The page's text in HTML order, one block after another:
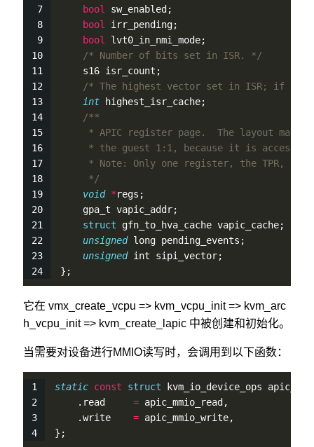
bool
sw_enabled;
bool
irr_pending;
bool
lvt0_in_nmi_mode;
/* Number of bits set in ISR. */
    s16 isr_count;
/* The highest vector set in ISR; if -1
int highest_isr_cache;
/**
* APIC register page.  The layout
* the guest 1:1, because it is accessed
* Note: Only one register, the TPR, is
     */
void *
    gpa_t vapic_addr;
struct gfn_to_hva_cache vapic_cache;
unsigned long pending_events;
unsigned int sipi_vector;
};
它在 vmx_create_vcpu => kvm_vcpu_init => kvm_arc
h_vcpu_init => kvm_create_lapic 中被创建和初始化。
当需要对设备进行MMIO读写时，会调用到以下函数：
static const struct kvm_io_device_ops
    .read
= apic_mmio_read,
    .write
= apic_mmio_write,
};